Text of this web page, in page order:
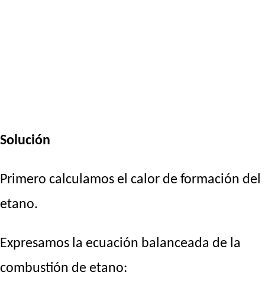
Solución
Primero calculamos el calor de formación del
etano.
Expresamos la ecuación balanceada de la
combustión de etano: